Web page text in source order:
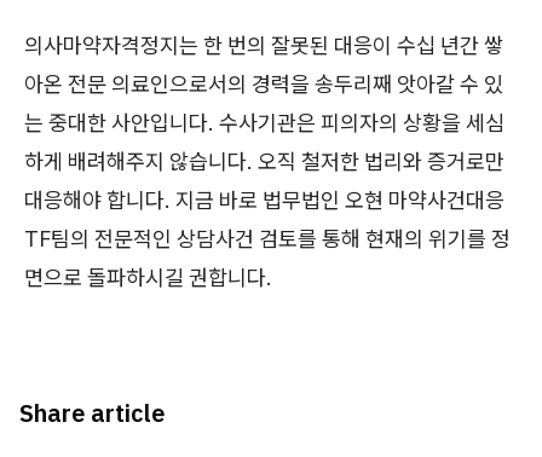
의사마약자격정지는 한 번의 잘못된 대응이 수십 년간 쌓
아온 전문 의료인으로서의 경력을 송두리째 앗아갈 수 있
는 중대한 사안입니다. 수사기관은 피의자의 상황을 세심
하게 배려해주지 않습니다. 오직 철저한 법리와 증거로만
대응해야 합니다. 지금 바로 법무법인 오현 마약사건대응
TF팀의 전문적인 상담사건 검토를 통해 현재의 위기를 정
면으로 돌파하시길 권합니다.
Share article